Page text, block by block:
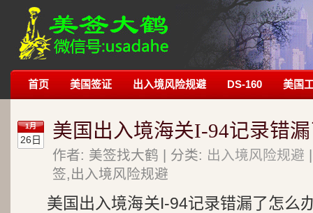
首页 美国签证 出入境风险规避 DS-160 美国
1月
26日 美国出入境海关I-94记录错
作者: 美签找大鹤 | 分类: 出入境风险规避
签,出入境风险规避
美国出入境海关I-94记录错漏了怎么